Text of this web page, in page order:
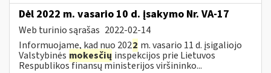
Dėl 2022 m. vasario 10 d. įsakymo Nr. VA-17
Web turinio sąrašas 2022-02-14
Informuojame, kad nuo 2022 m. vasario 11 d. įsigaliojo
Valstybinės mokesčių inspekcijos prie Lietuvos
Respublikos finansų ministerijos viršininko...